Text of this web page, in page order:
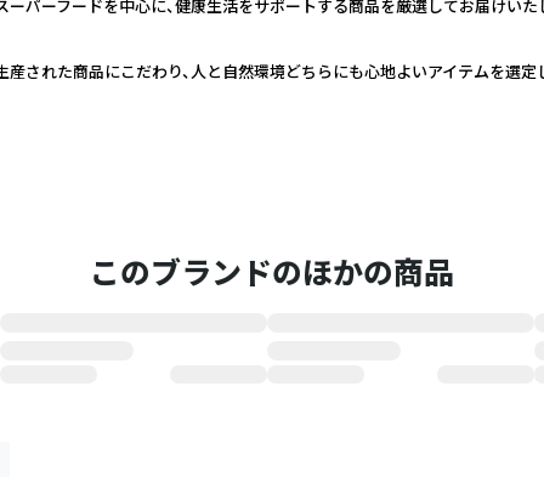
パーフードを中心に、健康生活をサポートする商品を厳選してお届けいた
された商品にこだわり、人と自然環境どちらにも心地よいアイテムを選定
このブランドのほかの商品